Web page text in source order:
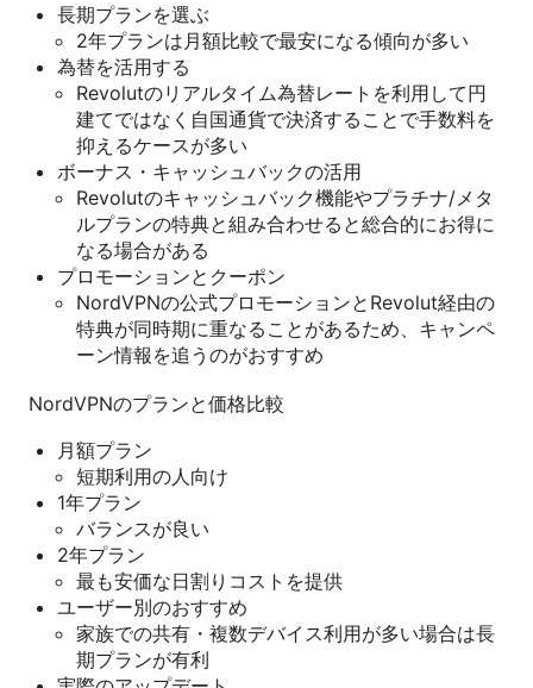
長期プランを選ぶ
2年プランは月額比較で最安になる傾向が多い
為替を活用する
Revolutのリアルタイム為替レートを利用して円
建てではなく自国通貨で決済することで手数料を
抑えるケースが多い
ボーナス・キャッシュバックの活用
Revolutのキャッシュバック機能やプラチナ/メタ
ルプランの特典と組み合わせると総合的にお得に
なる場合がある
プロモーションとクーポン
NordVPNの公式プロモーションとRevolut経由の
特典が同時期に重なることがあるため、キャンペ
ーン情報を追うのがおすすめ
NordVPNのプランと価格比較
月額プラン
短期利用の人向け
1年プラン
バランスが良い
2年プラン
最も安価な日割りコストを提供
ユーザー別のおすすめ
家族での共有・複数デバイス利用が多い場合は長
期プランが有利